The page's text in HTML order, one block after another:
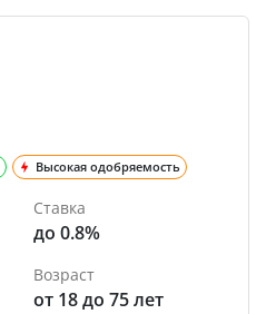
Высокая одобряемость
Ставка
до 0.8%
Возраст
от 18 до 75 лет